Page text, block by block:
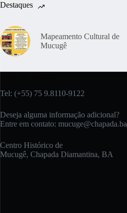
Destaques
Mapeamento Cultural de
Mucugê
Tel: (+55) 75 9.8110-9122
Deseja alguma informação adicional?
Entre em contato: mucuge@chapada.ba
Centro Histórico de
Mucugê, Chapada Diamantina, BA